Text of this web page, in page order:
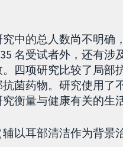
中的总人数尚不明确
名受试者外，还有涉
四项研究比较了局部
菌药物。研究使用了
衡量与健康有关的生
以耳部清洁作为背景治